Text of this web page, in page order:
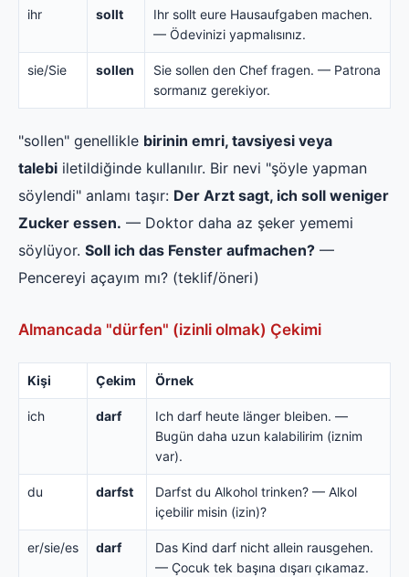
ihr sollt
Ihr sollt eure Hausaufgaben machen.
— Ödevinizi yapmalısınız.
sie/Sie sollen
Sie sollen den Chef fragen. — Patrona
sormanız gerekiyor.
"sollen" genellikle birinin emri, tavsiyesi veya
talebi iletildiğinde kullanılır. Bir nevi "şöyle yapman
söylendi" anlamı taşır: Der Arzt sagt, ich soll weniger
Zucker essen. — Doktor daha az şeker yememi
söylüyor. Soll ich das Fenster aufmachen? —
Pencereyi açayım mı? (teklif/öneri)
Almancada "dürfen" (izinli olmak) Çekimi
Kişi Çekim Örnek
ich darf
Ich darf heute länger bleiben. —
Bugün daha uzun kalabilirim (iznim
var).
du darfst
Darfst du Alkohol trinken? — Alkol
içebilir misin (izin)?
er/sie/es darf
Das Kind darf nicht allein rausgehen.
— Çocuk tek başına dışarı çıkamaz.